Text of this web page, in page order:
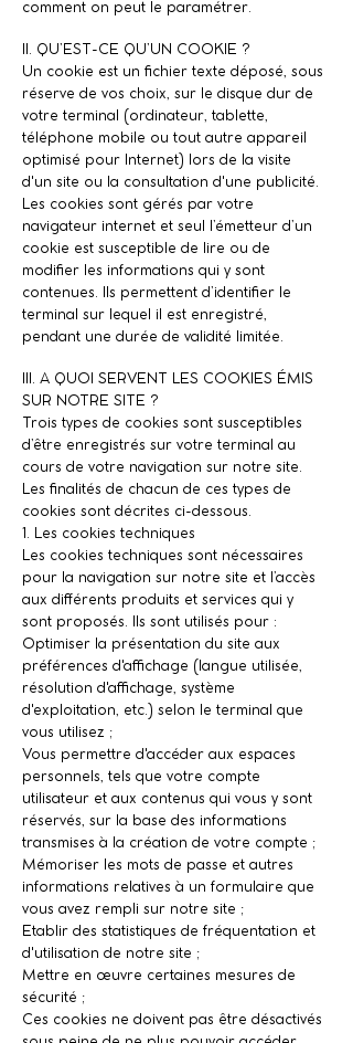
comment on peut le paramétrer.
II. QU’EST-CE QU’UN COOKIE ?
Un cookie est un fichier texte déposé, sous
réserve de vos choix, sur le disque dur de
votre terminal (ordinateur, tablette,
téléphone mobile ou tout autre appareil
optimisé pour Internet) lors de la visite
d'un site ou la consultation d'une publicité.
Les cookies sont gérés par votre
navigateur internet et seul l’émetteur d’un
cookie est susceptible de lire ou de
modifier les informations qui y sont
contenues. Ils permettent d’identifier le
terminal sur lequel il est enregistré,
pendant une durée de validité limitée.
III. A QUOI SERVENT LES COOKIES ÉMIS
SUR NOTRE SITE ?
Trois types de cookies sont susceptibles
d’être enregistrés sur votre terminal au
cours de votre navigation sur notre site.
Les finalités de chacun de ces types de
cookies sont décrites ci-dessous.
1. Les cookies techniques
Les cookies techniques sont nécessaires
pour la navigation sur notre site et l’accès
aux différents produits et services qui y
sont proposés. Ils sont utilisés pour :
Optimiser la présentation du site aux
préférences d'affichage (langue utilisée,
résolution d'affichage, système
d'exploitation, etc.) selon le terminal que
vous utilisez ;
Vous permettre d'accéder aux espaces
personnels, tels que votre compte
utilisateur et aux contenus qui vous y sont
réservés, sur la base des informations
transmises à la création de votre compte ;
Mémoriser les mots de passe et autres
informations relatives à un formulaire que
vous avez rempli sur notre site ;
Etablir des statistiques de fréquentation et
d'utilisation de notre site ;
Mettre en œuvre certaines mesures de
sécurité ;
Ces cookies ne doivent pas être désactivés